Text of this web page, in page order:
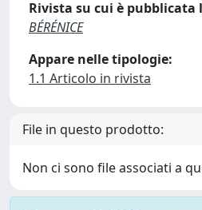
Rivista su cui è pubblicata
BÉRÉNICE
Appare nelle tipologie:
1.1 Articolo in rivista
File in questo prodotto:
Non ci sono file associati a